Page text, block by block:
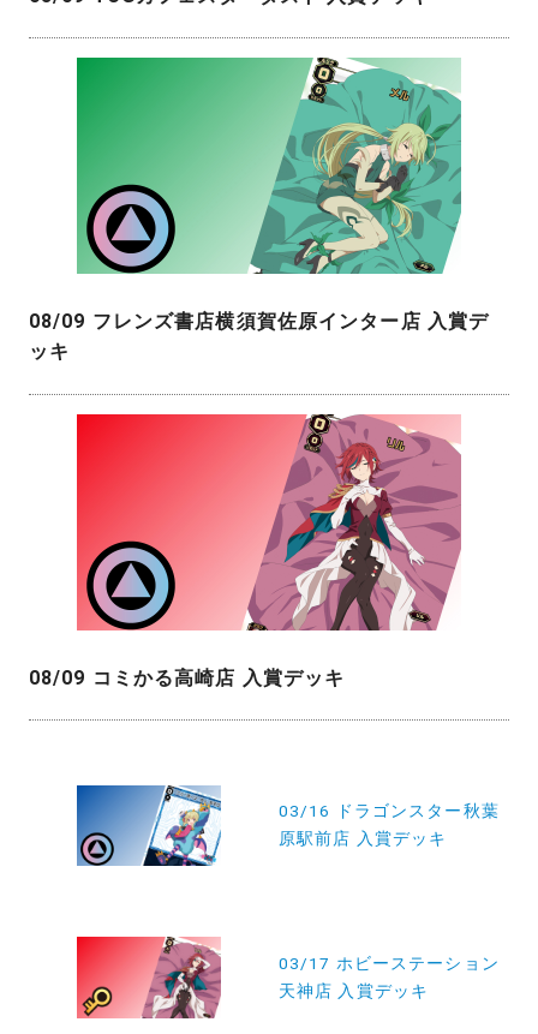
08/09 フレンズ書店横須賀佐原インター店 入賞デ
ッキ
08/09 コミかる高崎店 入賞デッキ
03/16 ドラゴンスター秋葉
原駅前店 入賞デッキ
03/17 ホビーステーション
天神店 入賞デッキ